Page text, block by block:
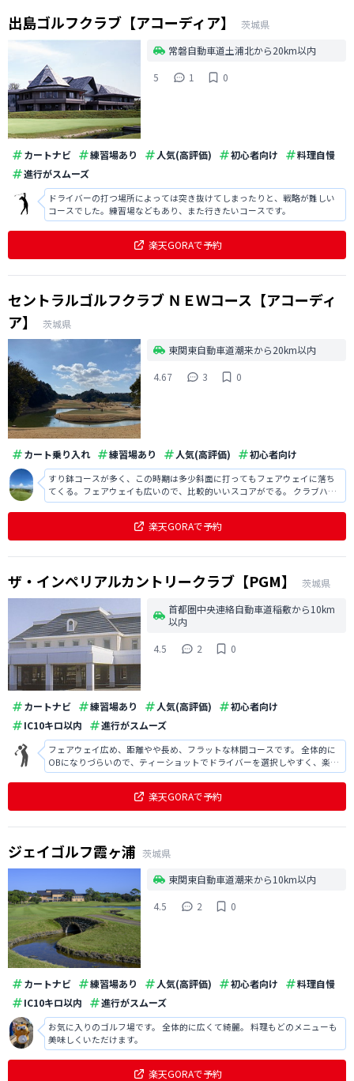
出島ゴルフクラブ【アコーディア】
茨城県
常磐自動車道土浦北から20km以内
5
1 0
カートナビ 練習場あり 人気(高評価) 初心者向け
料理自慢
進行がスムーズ
ドライバーの打つ場所によっては突き抜けてしまったりと、戦略が難しい
コースでした。練習場などもあり、また行きたいコースです。
楽天GORAで予約
セントラルゴルフクラブ ＮＥＷコース【アコーディ
ア】
茨城県
東関東自動車道潮来から20km以内
4.67
3 0
カート乗り入れ 練習場あり 人気(高評価) 初心者向け
すり鉢コースが多く、この時期は多少斜面に打ってもフェアウェイに落ち
てくる。フェアウェイも広いので、比較的いいスコアがでる。 クラブハウ
スはオシャレ。 見晴らしのいいテラスもあるのはいいけど、喫煙者が当た
ストランは別棟にあり、ボック楽天GORAで予約
ザ・インペリアルカントリークラブ【PGM】
茨城県
首都圏中央連絡自動車道稲敷から10km
以内
4.5
2 0
カートナビ 練習場あり 人気(高評価)
初心者向け
IC10キロ以内
進行がスムーズ
フェアウェイ広め、距離やや長め、フラットな林間コースです。 全体的に
OBになりづらいので、ティーショットでドライバーを選択しやすく、楽し
めました。 特徴的な点はバンカーの多さで、 何度もバンカーに入れてしま
で、難しいです。 クラブハ楽天GORAで予約
ジェイゴルフ霞ヶ浦 茨城県
東関東自動車道潮来から10km以内
4.5
2 0
カートナビ 練習場あり 人気(高評価) 初心者向け
料理自慢
IC10キロ以内
進行がスムーズ
お気に入りのゴルフ場です。 全体的に広くて綺麗。 料理もどのメニューも
美味しくいただけます。
楽天GORAで予約